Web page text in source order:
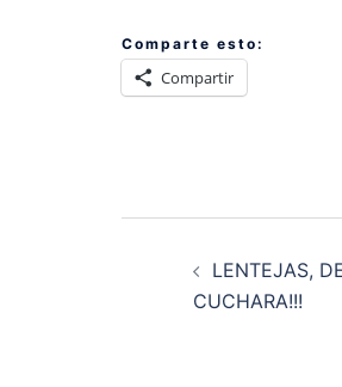
Comparte esto:
Compartir
entradas
LENTEJAS,
CUCHARA!!!